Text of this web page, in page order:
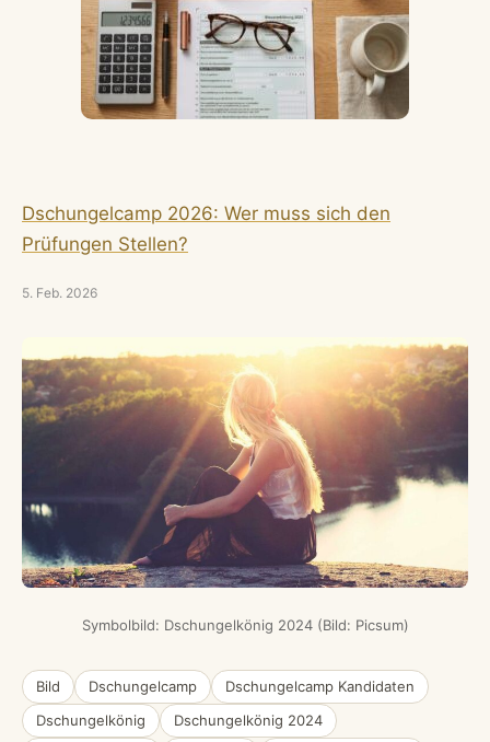
Dschungelcamp 2026: Wer muss sich den
Prüfungen Stellen?
5. Feb. 2026
Symbolbild: Dschungelkönig 2024 (Bild: Picsum)
Bild Dschungelcamp
Dschungelcamp Kandidaten
Dschungelkönig
Dschungelkönig 2024